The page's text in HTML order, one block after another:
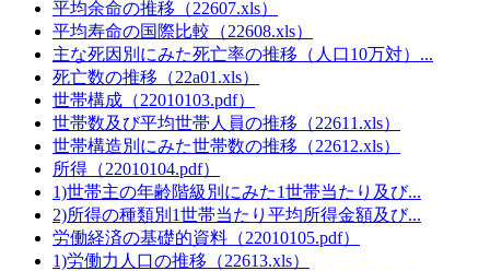
平均余命の推移（22607.xls）
平均寿命の国際比較（22608.xls）
主な死因別にみた死亡率の推移（人口10万対）...
死亡数の推移（22a01.xls）
世帯構成（22010103.pdf）
世帯数及び平均世帯人員の推移（22611.xls）
世帯構造別にみた世帯数の推移（22612.xls）
所得（22010104.pdf）
1)世帯主の年齢階級別にみた1世帯当たり及び...
2)所得の種類別1世帯当たり平均所得金額及び...
労働経済の基礎的資料（22010105.pdf）
1)労働力人口の推移（22613.xls）